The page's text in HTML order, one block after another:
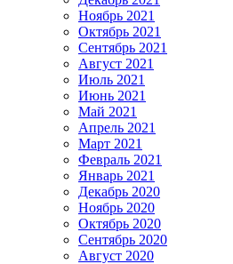
Ноябрь 2021
Октябрь 2021
Сентябрь 2021
Август 2021
Июль 2021
Июнь 2021
Май 2021
Апрель 2021
Март 2021
Февраль 2021
Январь 2021
Декабрь 2020
Ноябрь 2020
Октябрь 2020
Сентябрь 2020
Август 2020